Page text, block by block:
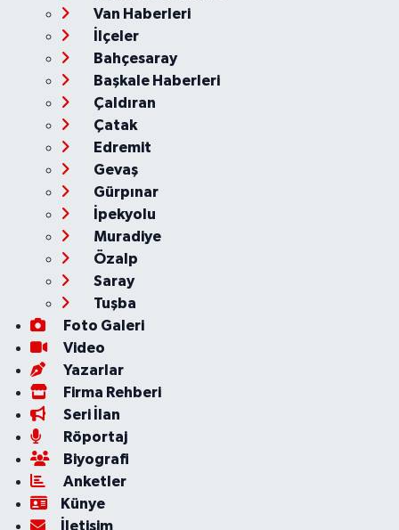
Van Haberleri
İlçeler
Bahçesaray
Başkale Haberleri
Çaldıran
Çatak
Edremit
Gevaş
Gürpınar
İpekyolu
Muradiye
Özalp
Saray
Tuşba
Foto Galeri
Video
Yazarlar
Firma Rehberi
Seri İlan
Röportaj
Biyografi
Anketler
Künye
İletişim